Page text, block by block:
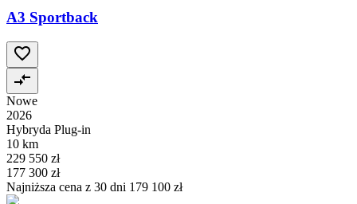
A3 Sportback
Nowe
2026
Hybryda Plug-in
10 km
229 550 zł
177 300 zł
Najniższa cena z 30 dni 179 100 zł